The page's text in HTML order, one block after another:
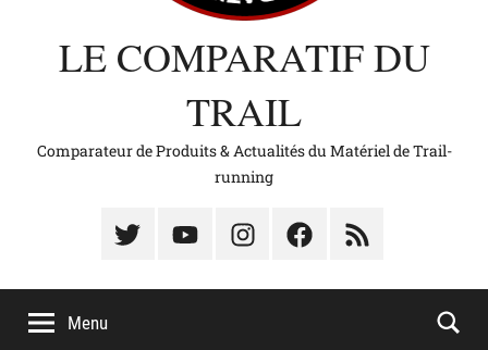
LE COMPARATIF DU
TRAIL
Comparateur de Produits & Actualités du Matériel de Trail-
running
Élément
menu
Élément
menu
Élément
menu
Élément
menu
Élément
menu
Menu